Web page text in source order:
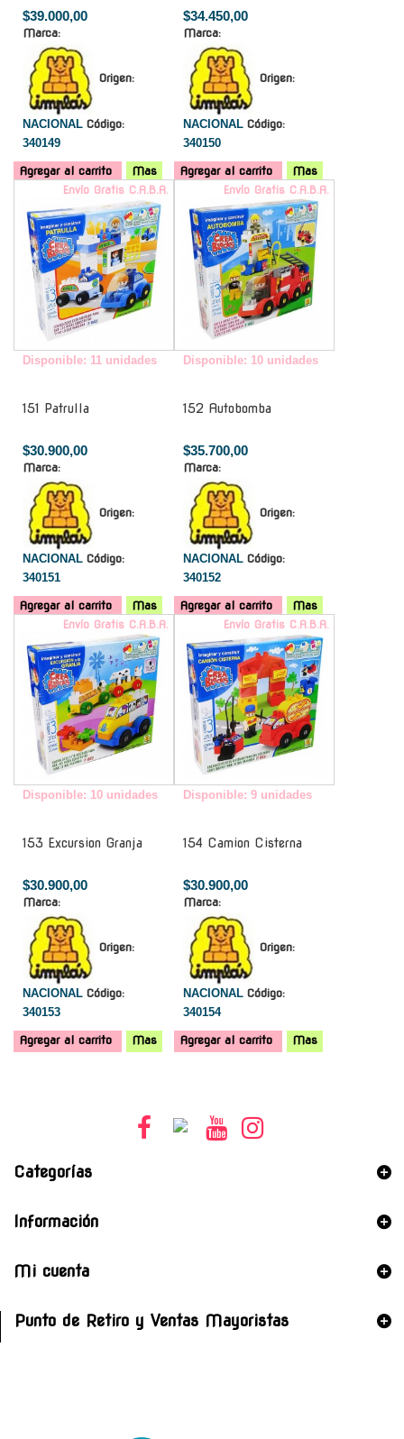
$39.000,00
Marca:
Origen:
NACIONAL Código:
340149
Agregar al carrito Mas
$34.450,00
Marca:
Origen:
NACIONAL Código:
340150
Agregar al carrito
Mas
Envío Gratis C.A.B.A.
Disponible: 11 unidades
151 Patrulla
$30.900,00
Marca:
Origen:
NACIONAL Código:
340151
Agregar al carrito Mas
Envío Gratis C.A.B.A.
Disponible: 10 unidades
152 Autobomba
$35.700,00
Marca:
Origen:
NACIONAL Código:
340152
Agregar al carrito
Mas
Envío Gratis C.A.B.A.
Disponible: 10 unidades
153 Excursion Granja
$30.900,00
Marca:
Origen:
NACIONAL Código:
340153
Agregar al carrito Mas
Envío Gratis C.A.B.A.
Disponible: 9 unidades
154 Camion Cisterna
$30.900,00
Marca:
Origen:
NACIONAL Código:
340154
Agregar al carrito Mas
Categorías
Información
Mi cuenta
Punto de Retiro y Ventas Mayoristas